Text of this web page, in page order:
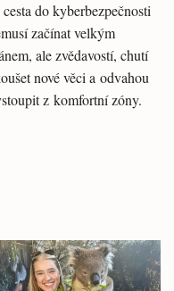
cesta do kyberbezpečnosti
začínat velkým
ale zvědavostí, chutí
nové věci a odvahou
z komfortní zóny.